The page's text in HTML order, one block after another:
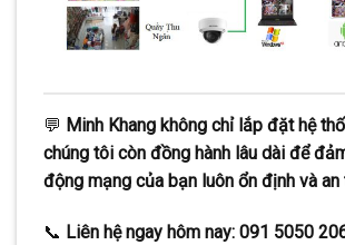
💬 Minh Khang không chỉ lắp đặt hệ
chúng tôi còn đồng hành lâu dài để
động mạng của bạn luôn ổn định và an
📞 Liên hệ ngay hôm nay: 091 5050